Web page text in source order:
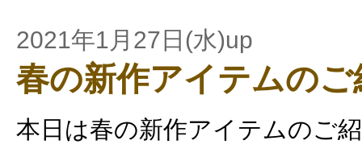
2021年1月27日(水)up
春の新作アイテムのご
本日は春の新作アイテムのご